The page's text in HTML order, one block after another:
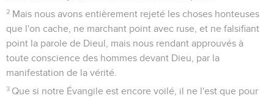
2 Mais nous avons entièrement rejeté les choses honteuses
que l'on cache, ne marchant point avec ruse, et ne falsifiant
point la parole de Dieul, mais nous rendant approuvés à
toute conscience des hommes devant Dieu, par la
manifestation de la vérité.
3 Que si notre Évangile est encore voilé, il ne l'est que pour